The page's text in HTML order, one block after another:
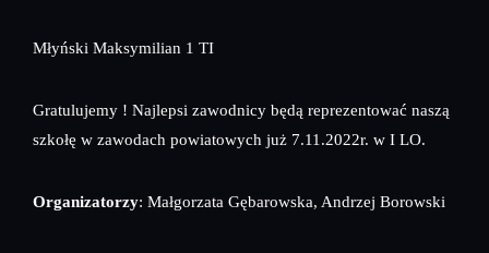
Młyński Maksymilian 1 TI
Gratulujemy ! Najlepsi zawodnicy będą reprezentować naszą
szkołę w zawodach powiatowych już 7.11.2022r. w I LO.
Organizatorzy: Małgorzata Gębarowska, Andrzej Borowski